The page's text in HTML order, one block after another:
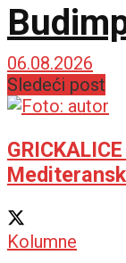
jeku,
kontrole
06.08.2026
Sledeći post
Kolumne